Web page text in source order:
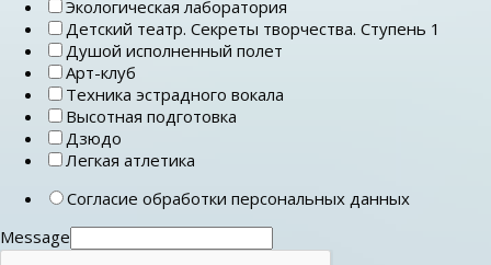
Экологическая лаборатория
Детский театр. Секреты творчества. Ступень 1
Душой исполненный полет
Арт-клуб
Техника эстрадного вокала
Высотная подготовка
Дзюдо
Легкая атлетика
Согласие обработки персональных данных
Message